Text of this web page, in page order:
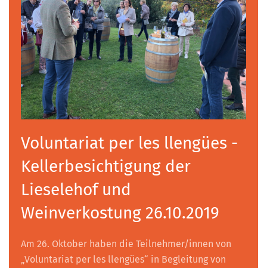
Voluntariat per les llengües -
Kellerbesichtigung der
Lieselehof und
Weinverkostung 26.10.2019
Am 26. Oktober haben die Teilnehmer/innen von
„Voluntariat per les llengües“ in Begleitung von